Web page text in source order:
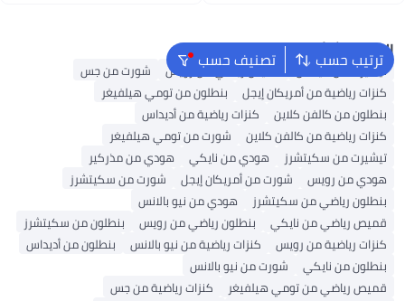
ترتيب حسب تصنيف حسب البحث الشائع
تيشيرت من أديداس قميص رياضي من رويس
شورت من جس
كنزات رياضية من أمريكان إيجل
بنطلون من تومي هيلفيغر
بنطلون من كالفن كلاين
كنزات رياضية من أديداس
كنزات رياضية من كالفن كلاين
شورت من تومي هيلفيغر
تيشيرت من سكيتشرز
هودي من نايكي
هودي من مذركير
هودي من رويس
شورت من أمريكان إيجل
شورت من سكيتشرز
بنطلون رياضي من سكيتشرز
هودي من نيو بالانس
قميص رياضي من نايكي
بنطلون رياضي من رويس
بنطلون من سكيتشرز
كنزات رياضية من رويس
كنزات رياضية من نيو بالانس
بنطلون من أديداس
بنطلون من نايكي
شورت من نيو بالانس
قميص رياضي من تومي هيلفيغر
كنزات رياضية من جس